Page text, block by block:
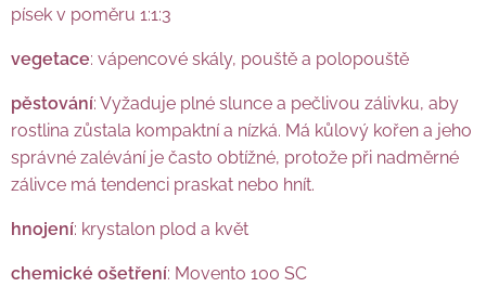
písek v poměru 1:1:3
vegetace: vápencové skály, pouště a polopouště
pěstování: Vyžaduje plné slunce a pečlivou zálivku, aby
rostlina zůstala kompaktní a nízká. Má kůlový kořen a jeho
správné zalévání je často obtížné, protože při nadměrné
zálivce má tendenci praskat nebo hnít.
hnojení: krystalon plod a květ
chemické ošetření: Movento 100 SC